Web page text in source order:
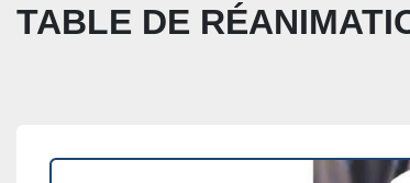
TABLE DE